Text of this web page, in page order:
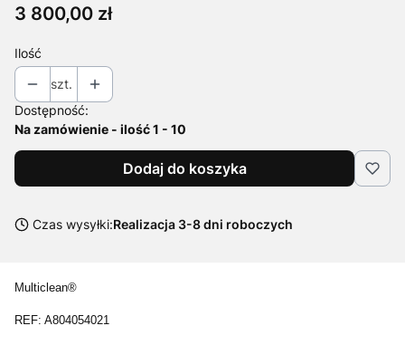
Cena
3 800,00 zł
Ilość
szt.
Dostępność:
Na zamówienie - ilość 1 - 10
Dodaj do koszyka
Czas wysyłki:Realizacja 3-8 dni roboczych
Multiclean®
REF: A804054021